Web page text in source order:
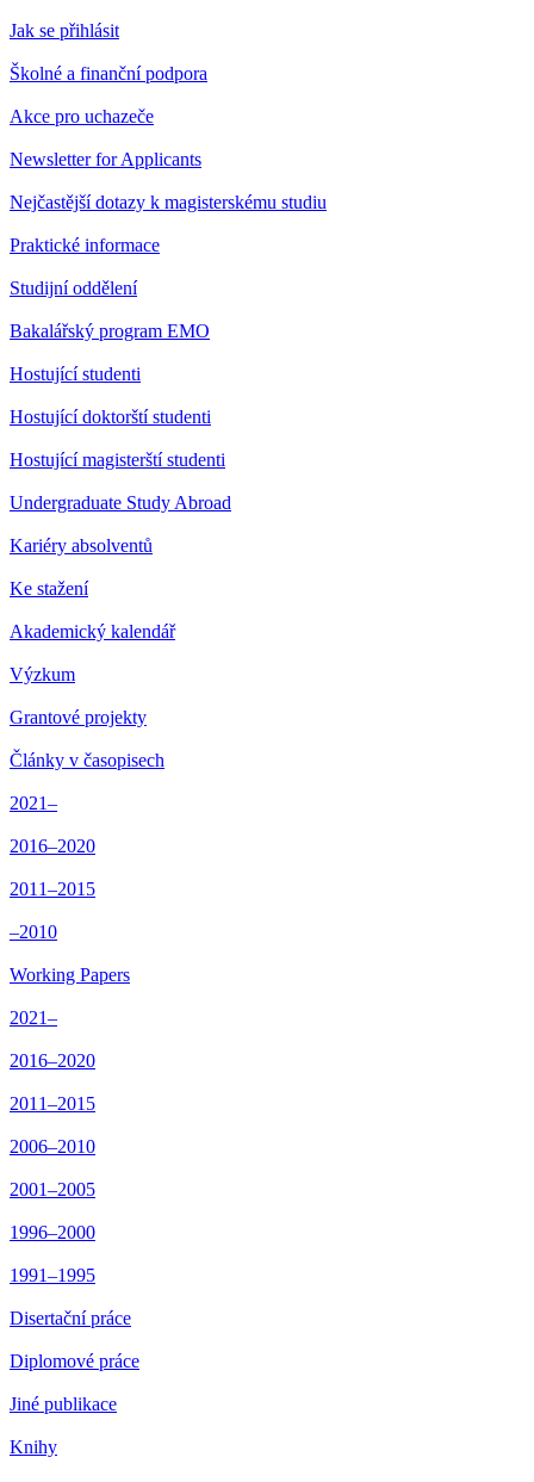
Jak se přihlásit
Školné a finanční podpora
Akce pro uchazeče
Newsletter for Applicants
Nejčastější dotazy k magisterskému studiu
Praktické informace
Studijní oddělení
Bakalářský program EMO
Hostující studenti
Hostující doktorští studenti
Hostující magisterští studenti
Undergraduate Study Abroad
Kariéry absolventů
Ke stažení
Akademický kalendář
Výzkum
Grantové projekty
Články v časopisech
2021–
2016–2020
2011–2015
–2010
Working Papers
2021–
2016–2020
2011–2015
2006–2010
2001–2005
1996–2000
1991–1995
Disertační práce
Diplomové práce
Jiné publikace
Knihy